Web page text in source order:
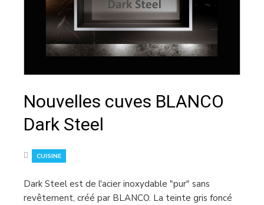
Nouvelles cuves BLANCO
Dark Steel
CUISINE
Dark Steel est de l'acier inoxydable "pur" sans
revêtement, créé par BLANCO. La teinte gris foncé